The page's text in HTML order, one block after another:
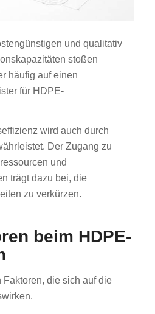
und qualitativ
stoßen
häufig auf einen
für HDPE-
wird auch durch
Der Zugang zu
und
trägt dazu bei, die
zu verkürzen.
beim HDPE-
die sich auf die